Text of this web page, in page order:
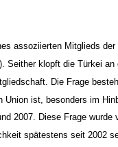
assoziierten Mitglieds der
Seither klopft die Türkei an
Die Frage
Union ist, besonders im
2007. Diese Frage wurde
spätestens seit 2002